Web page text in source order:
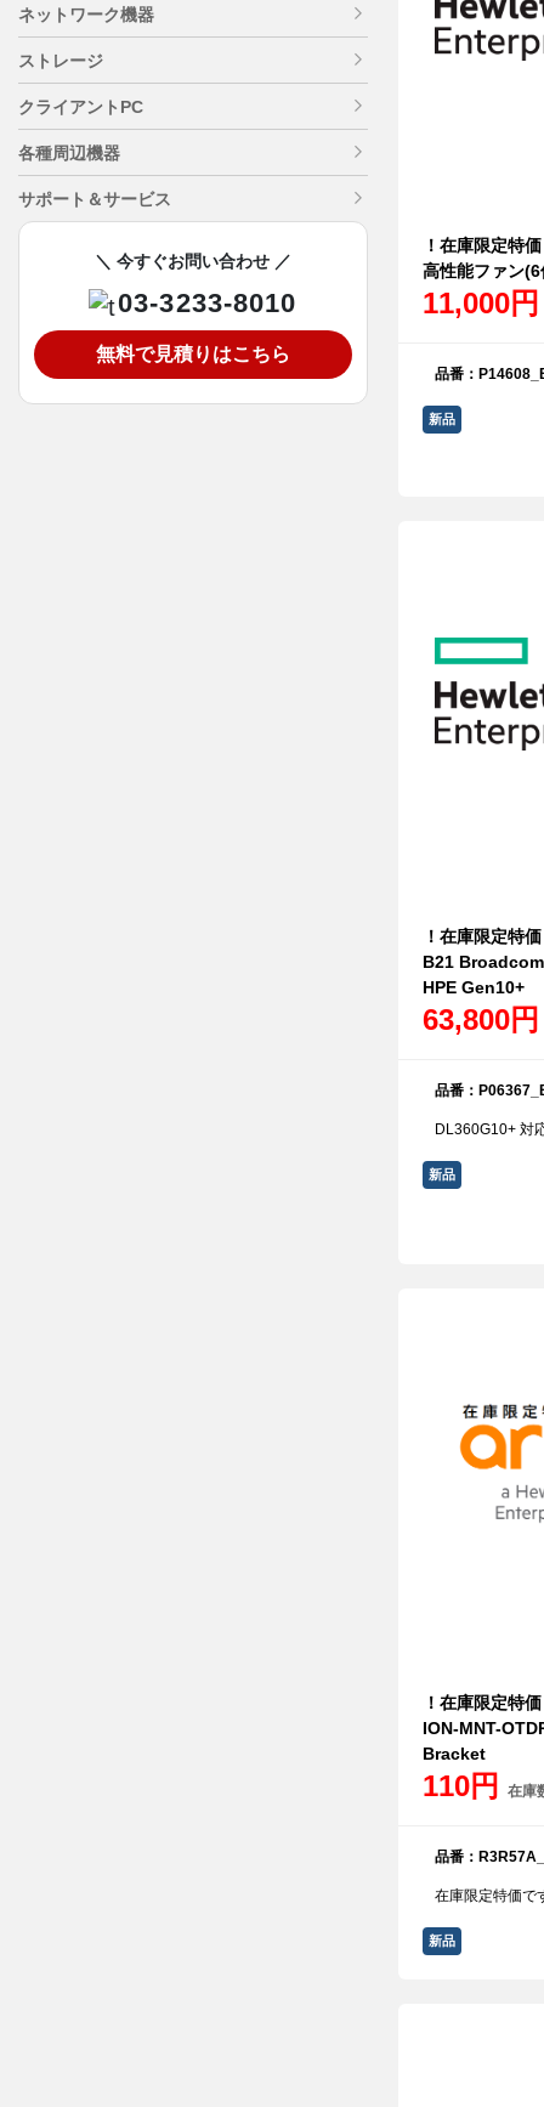
！在庫限定特
高性能ファン
11,000
品番：
新品
！在庫限定特
B21
HPE Gen10+
63,800
品番：
DL360G10+ 対
新品
！在庫限定特
ION-MNT-
Bracket
110円 在庫
品番：
在庫限定特価で
新品
ネットワーク機器
ストレージ
クライアントPC
各種周辺機器
サポート＆サービス
＼ 今すぐお問い合わせ ／
03-3233-8010
無料で見積りはこちら